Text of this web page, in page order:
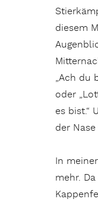
diesem
„Ach du
oder
es bist.“
der
In
mehr.